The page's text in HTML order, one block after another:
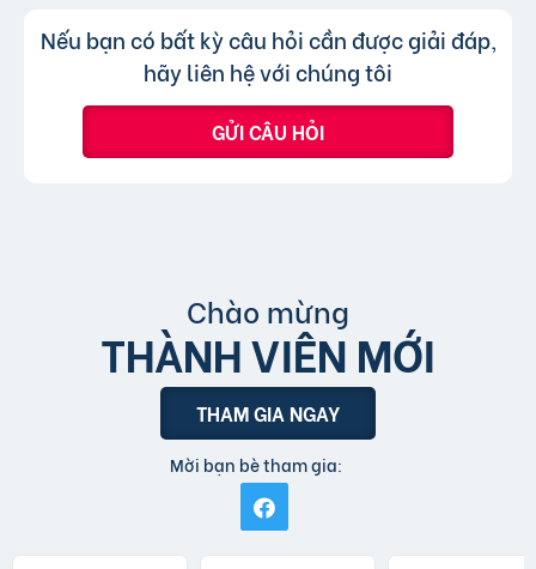
bài đăng.
Trả lời:
Không, trang web chỉ chấp nhận các
tin đăng sử dụng tiếng Việt có dấu.
Nếu bạn có bất kỳ câu hỏi cần được giải đáp,
hãy liên hệ với chúng tôi
GỬI CÂU HỎI
Chào mừng
THÀNH VIÊN MỚI
THAM GIA NGAY
Mời bạn bè tham gia: